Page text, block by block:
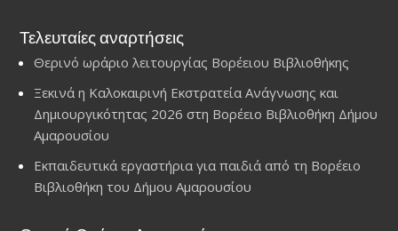
Τελευταίες αναρτήσεις
Θερινό ωράριο λειτουργίας Βορέειου Βιβλιοθήκης
Ξεκινά η Καλοκαιρινή Εκστρατεία Ανάγνωσης και
Δημιουργικότητας 2026 στη Βορέειο Βιβλιοθήκη Δήμου
Αμαρουσίου
Εκπαιδευτικά εργαστήρια για παιδιά από τη Βορέειο
Βιβλιοθήκη του Δήμου Αμαρουσίου